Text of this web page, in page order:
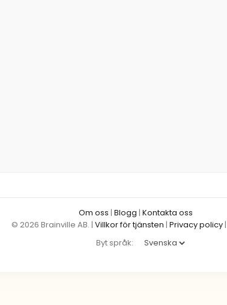
Om oss | Blogg | Kontakta oss
© 2026 Brainville AB. | Villkor för tjänsten | Privacy policy|
Byt språk: